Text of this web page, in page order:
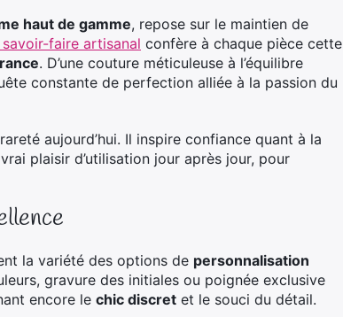
haut de gamme, repose sur le maintien de
savoir-faire artisanal confère à chaque pièce cette
. D’une couture méticuleuse à l’équilibre
constante de perfection alliée à la passion du
aujourd’hui. Il inspire confiance quant à la
plaisir d’utilisation jour après jour, pour
la variété des options de personnalisation
gravure des initiales ou poignée exclusive
encore le chic discret et le souci du détail.